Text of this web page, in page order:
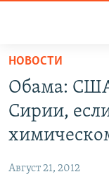
Перейти
основному
содержанию
Перейти
основной
навигации
ГЛАВНАЯ
ПОЛИТИКА
ЭКОНОМИКА
НОВОСТИ
Обама:
Сирии,
Август 21, 2012